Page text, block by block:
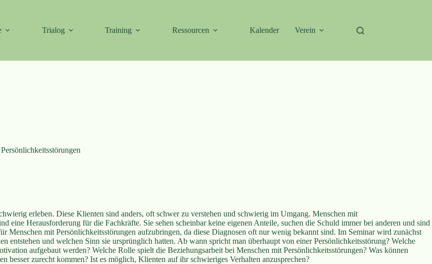
Trialog Training Ressourcen Kalender Verein
erleben. Diese Klienten sind anders, oft schwer zu verstehen und schwierig im Umgang. Menschen mit
eine Herausforderung für die Fachkräfte. Sie sehen scheinbar keine eigenen Anteile, suchen die Schuld immer bei anderen und sind
Menschen mit Persönlichkeitsstörungen aufzubringen, da diese Diagnosen oft nur wenig bekannt sind. Im Seminar wird zunächst
entstehen und welchen Sinn sie ursprünglich hatten. Ab wann spricht man überhaupt von einer Persönlichkeitsstörung? Welche
aufgebaut werden? Welche Rolle spielt die Beziehungsarbeit bei Menschen mit Persönlichkeitsstörungen? Was können
besser zurecht kommen? Ist es möglich, Klienten auf ihr schwieriges Verhalten anzusprechen?